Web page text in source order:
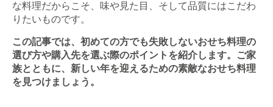
な料理だからこそ、味や見た目、そして品質にはこだわ
りたいものです。
この記事では、初めての方でも失敗しないおせち料理の
選び方や購入先を選ぶ際のポイントを紹介します。ご家
族とともに、新しい年を迎えるための素敵なおせち料理
を見つけましょう。